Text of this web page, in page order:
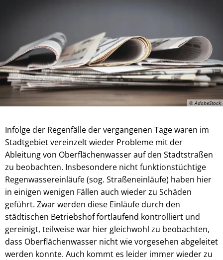
© AdobeStock
Infolge der Regenfälle der vergangenen Tage waren im
Stadtgebiet vereinzelt wieder Probleme mit der
Ableitung von Oberflächenwasser auf den Stadtstraßen
zu beobachten. Insbesondere nicht funktionstüchtige
Regenwassereinläufe (sog. Straßeneinläufe) haben hier
in einigen wenigen Fällen auch wieder zu Schäden
geführt. Zwar werden diese Einläufe durch den
städtischen Betriebshof fortlaufend kontrolliert und
gereinigt, teilweise war hier gleichwohl zu beobachten,
dass Oberflächenwasser nicht wie vorgesehen abgeleitet
werden konnte. Auch kommt es leider immer wieder zu